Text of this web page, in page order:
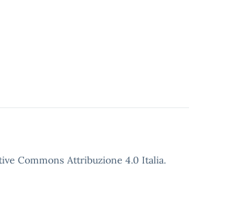
Commons Attribuzione 4.0 Italia.